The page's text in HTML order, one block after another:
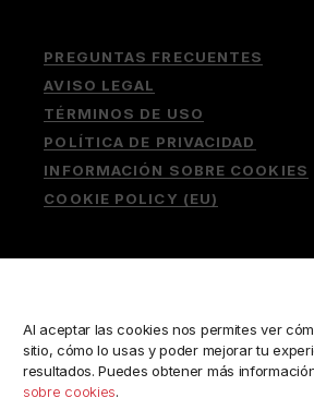
Al aceptar las cookies nos permites ver
sitio, cómo lo usas y poder mejorar tu
resultados. Puedes obtener más
sobre cookies.
PREGUNTAS FRECUENTES
AVISO LEGAL
TÉRMINOS DE USO
POLÍTICA DE PRIVACIDAD
INFORMACIÓN SOBRE COOKIES
COOKIE POLICY (EU)
Buscar: